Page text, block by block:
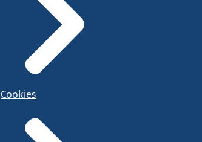
Cookies